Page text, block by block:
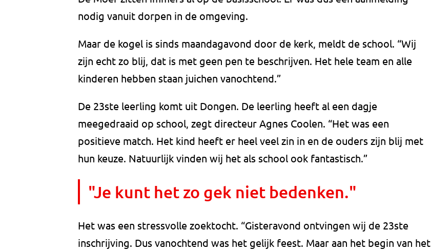
nodig vanuit dorpen in de omgeving.
Maar de kogel is sinds maandagavond door de kerk, meldt de school. “Wij
zijn echt zo blij, dat is met geen pen te beschrijven. Het hele team en alle
kinderen hebben staan juichen vanochtend.”
De 23ste leerling komt uit Dongen. De leerling heeft al een dagje
meegedraaid op school, zegt directeur Agnes Coolen. “Het was een
positieve match. Het kind heeft er heel veel zin in en de ouders zijn blij met
hun keuze. Natuurlijk vinden wij het als school ook fantastisch.”
"Je kunt het zo gek niet bedenken."
Het was een stressvolle zoektocht. “Gisteravond ontvingen wij de 23ste
inschrijving. Dus vanochtend was het gelijk feest. Maar aan het begin van het